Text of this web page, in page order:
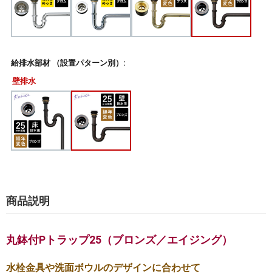
給排水部材 （設置パターン別）:
壁排水
商品説明
丸鉢付Pトラップ25（ブロンズ／エイジング）
水栓金具や洗面ボウルのデザインに合わせて